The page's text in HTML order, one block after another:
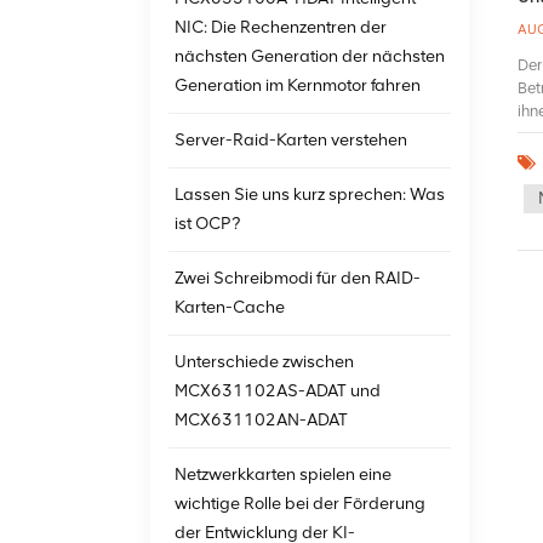
NIC: Die Rechenzentren der
nächsten Generation der nächsten
Generation im Kernmotor fahren
Server-Raid-Karten verstehen
Lassen Sie uns kurz sprechen: Was
ist OCP?
Zwei Schreibmodi für den RAID-
Karten-Cache
Unterschiede zwischen
MCX631102AS-ADAT und
MCX631102AN-ADAT
Netzwerkkarten spielen eine
wichtige Rolle bei der Förderung
der Entwicklung der KI-